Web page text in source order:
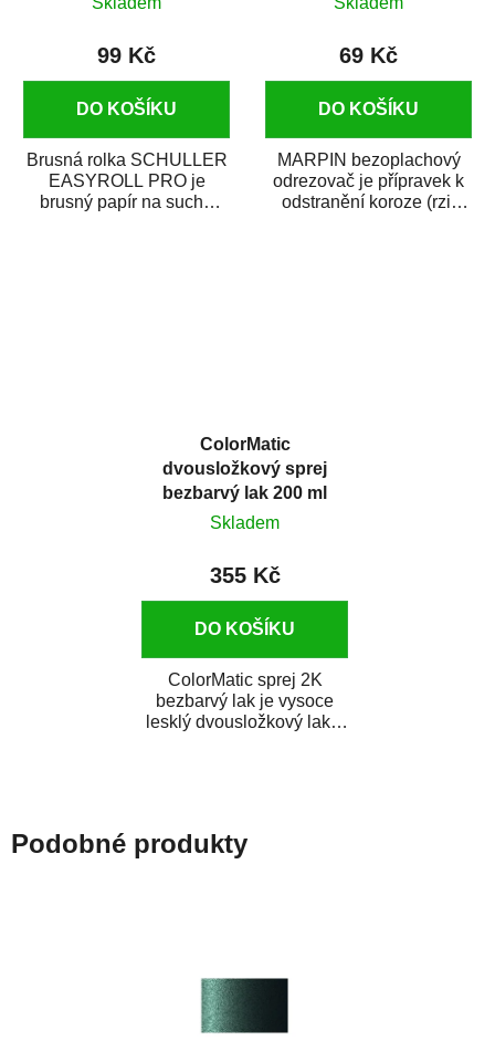
99 Kč
DO KOŠÍKU
Brusná rolka SCHULLER
EASYROLL PRO je
brusný papír na suché
69 Kč
DO KOŠÍKU
MARPIN bezoplachový
odrezovač je přípravek k
odstranění koroze (rzi)
ColorMatic
dvousložkový sprej
bezbarvý lak 200 ml
Skladem
355 Kč
DO KOŠÍKU
ColorMatic sprej 2K
bezbarvý lak je vysoce
lesklý dvousložkový lak s
Podobné produkty